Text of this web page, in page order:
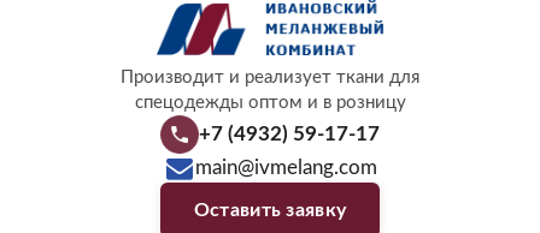
Производит и реализует ткани для
спецодежды оптом и в розницу
+7 (4932) 59-17-17
main@ivmelang.com
Оставить заявку